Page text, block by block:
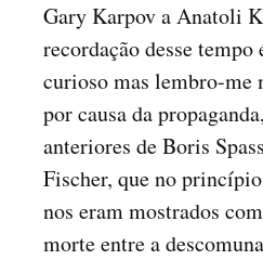
Gary Karpov a Anatoli
recordação desse
curioso mas lembro-me
por causa da
anteriores de Boris
Fischer, que no
nos eram mostrados
morte entre a